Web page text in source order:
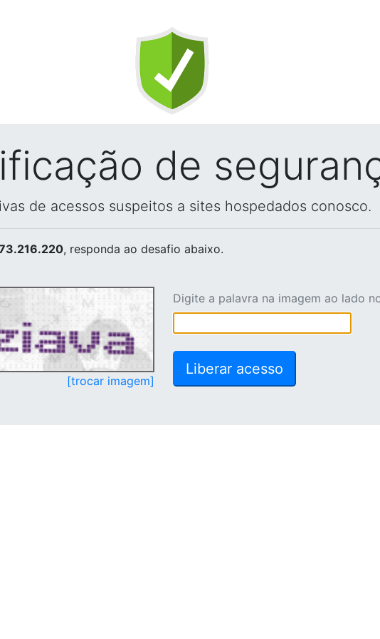
de
de acessos suspeitos a sites hospedados conosco.
, responda ao desafio abaixo.
[trocar imagem]
Digite a palavra na imagem ao lado